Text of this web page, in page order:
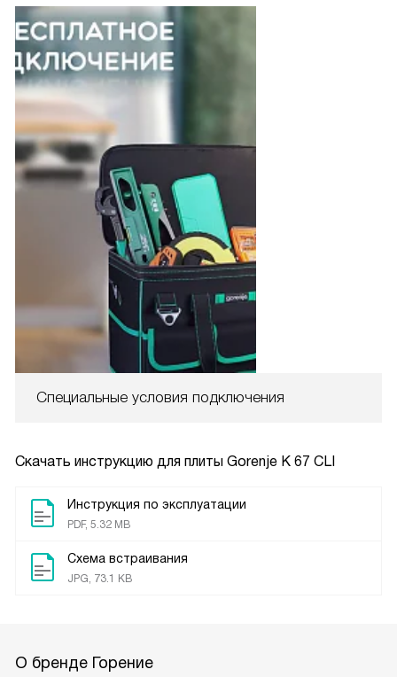
Специальные условия подключения
Скачать инструкцию для плиты Gorenje K 67 CLI
Инструкция по эксплуатации
PDF, 5.32 MB
Схема встраивания
JPG, 73.1 KB
О бренде Горение